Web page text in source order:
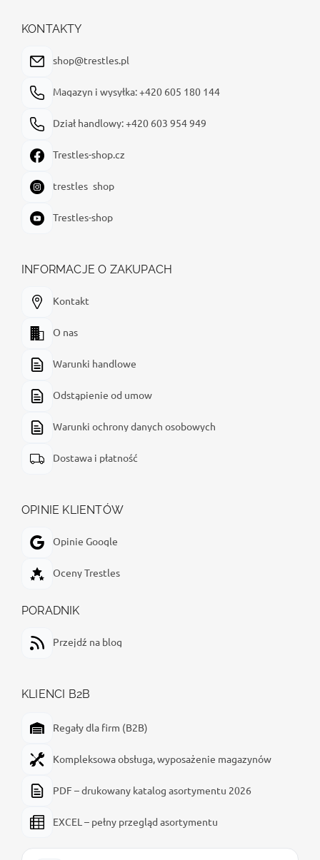
KONTAKTY
shop@trestles.pl
Magazyn i wysyłka: +420 605 180 144
Dział handlowy: +420 603 954 949
Trestles-shop.cz
trestles_shop
Trestles-shop
INFORMACJE O ZAKUPACH
Kontakt
O nas
Warunki handlowe
Odstąpienie od umow
Warunki ochrony danych osobowych
Dostawa i płatność
OPINIE KLIENTÓW
Opinie Google
Oceny Trestles
PORADNIK
Przejdź na blog
KLIENCI B2B
Regały dla firm (B2B)
Kompleksowa obsługa, wyposażenie magazynów
PDF – drukowany katalog asortymentu 2026
EXCEL – pełny przegląd asortymentu